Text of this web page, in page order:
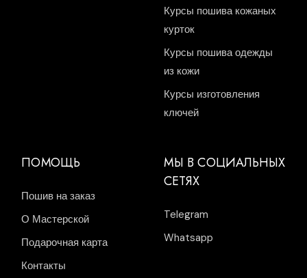
Курсы пошива кожаных
курток
Курсы пошива одежды
из кожи
Курсы изготовления
ключей
ПОМОЩЬ
Пошив на заказ
О Мастерской
Подарочная карта
Контакты
МЫ В СОЦИАЛЬНЫХ
СЕТЯХ
Telegram
Whatsapp